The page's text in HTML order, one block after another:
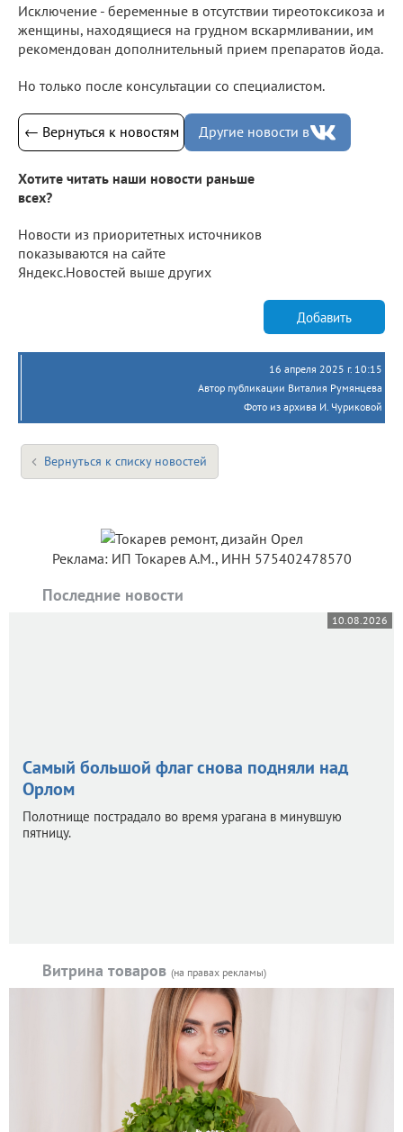
Исключение - беременные в отсутствии тиреотоксикоза и
женщины, находящиеся на грудном вскармливании, им
рекомендован дополнительный прием препаратов йода.
Но только после консультации со специалистом.
← Вернуться к новостям Другие новости в
Хотите читать наши новости раньше
всех?
Новости из приоритетных источников
показываются на сайте
Яндекс.Новостей выше других
Добавить
16 апреля 2025 г. 10:15
Автор публикации Виталия Румянцева
Фото из архива И. Чуриковой
Вернуться к списку новостей
Реклама: ИП Токарев А.М., ИНН 575402478570
Последние новости
10.08.2026
Самый большой флаг снова подняли над
Орлом
Полотнище пострадало во время урагана в минувшую
пятницу.
Витрина товаров (на правах рекламы)